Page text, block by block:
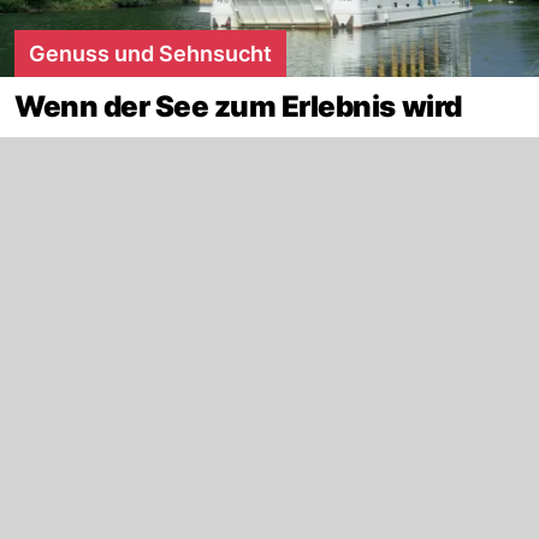
Genuss und Sehnsucht
Wenn der See zum Erlebnis wird